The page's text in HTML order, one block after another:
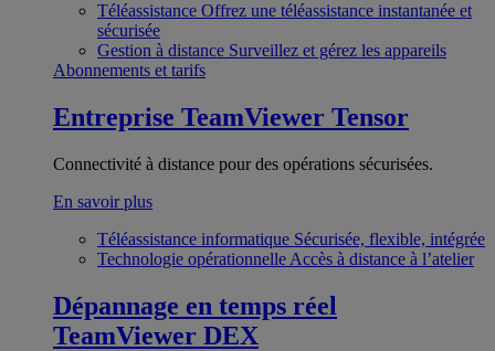
Téléassistance Offrez une téléassistance instantanée et
sécurisée
Gestion à distance Surveillez et gérez les appareils
Abonnements et tarifs
Entreprise TeamViewer Tensor
Connectivité à distance pour des opérations sécurisées.
En savoir plus
Téléassistance informatique Sécurisée, flexible, intégrée
Technologie opérationnelle Accès à distance à l’atelier
Dépannage en temps réel
TeamViewer DEX